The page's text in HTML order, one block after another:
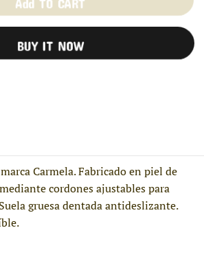
BUY IT NOW
Carmela. Fabricado en piel de
cordones ajustables para
gruesa dentada antideslizante.